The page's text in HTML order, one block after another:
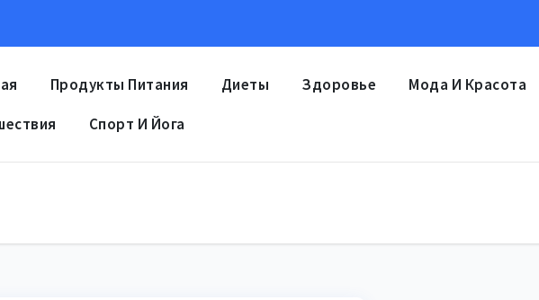
Продукты Питания Диеты Здоровье Мода И Красота
Спорт И Йога